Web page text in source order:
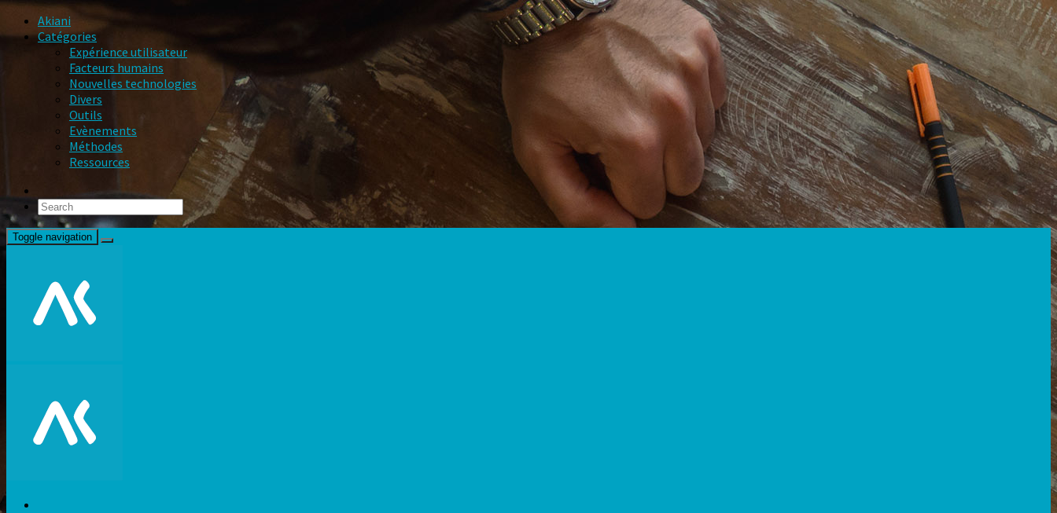
Akiani
Catégories
Expérience utilisateur
Facteurs humains
Nouvelles technologies
Divers
Outils
Evènements
Méthodes
Ressources
Toggle navigation